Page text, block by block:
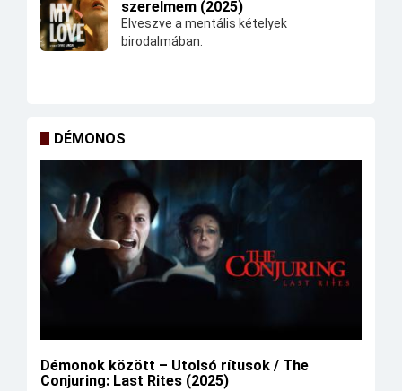
szerelmem (2025)
Elveszve a mentális kételyek
birodalmában.
DÉMONOS
Démonok között – Utolsó rítusok / The
Conjuring: Last Rites (2025)